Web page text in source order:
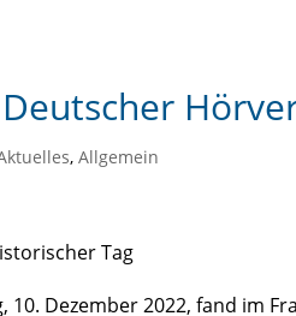
Deutscher
,Allgemein
Tag
10. Dezember 2022, fand im